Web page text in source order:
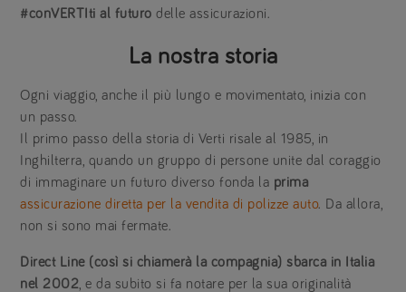
#conVERTIti al futuro delle assicurazioni.
La nostra storia
Ogni viaggio, anche il più lungo e movimentato, inizia con
un passo.
Il primo passo della storia di Verti risale al 1985, in
Inghilterra, quando un gruppo di persone unite dal coraggio
di immaginare un futuro diverso fonda la prima
assicurazione diretta per la vendita di polizze auto. Da allora,
non si sono mai fermate.
Direct Line (così si chiamerà la compagnia) sbarca in Italia
nel 2002 , e da subito si fa notare per la sua originalità